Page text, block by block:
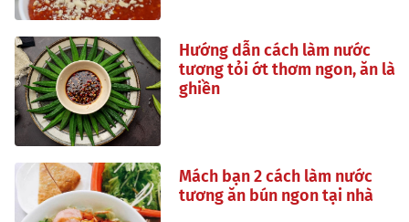
Hướng dẫn cách làm nước
tương tỏi ớt thơm ngon, ăn là
ghiền
Mách bạn 2 cách làm nước
tương ăn bún ngon tại nhà